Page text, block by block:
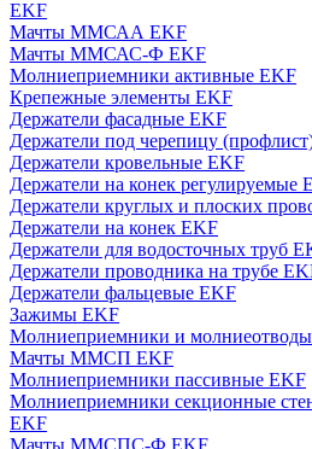
EKF
Мачты ММСАА EKF
Мачты ММСАС-Ф EKF
Молниеприемники активные EKF
Крепежные элементы EKF
Держатели фасадные EKF
Держатели под черепицу
Держатели кровельные EKF
Держатели на конек регулируемые
Держатели круглых и плоских
Держатели на конек EKF
Держатели для водосточных труб
Держатели проводника на трубе
Держатели фальцевые EKF
Зажимы EKF
Молниеприемники и
Мачты ММСП EKF
Молниеприемники пассивные EKF
Молниеприемники секционные
EKF
Мачты ММСПС-Ф EKF